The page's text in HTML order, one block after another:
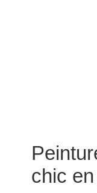
chic